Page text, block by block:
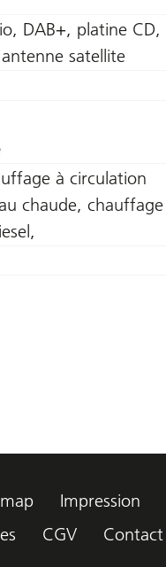
DAB+, platine CD,
antenne satellite
à circulation
chaude, chauffage
Impression
CGV Contact